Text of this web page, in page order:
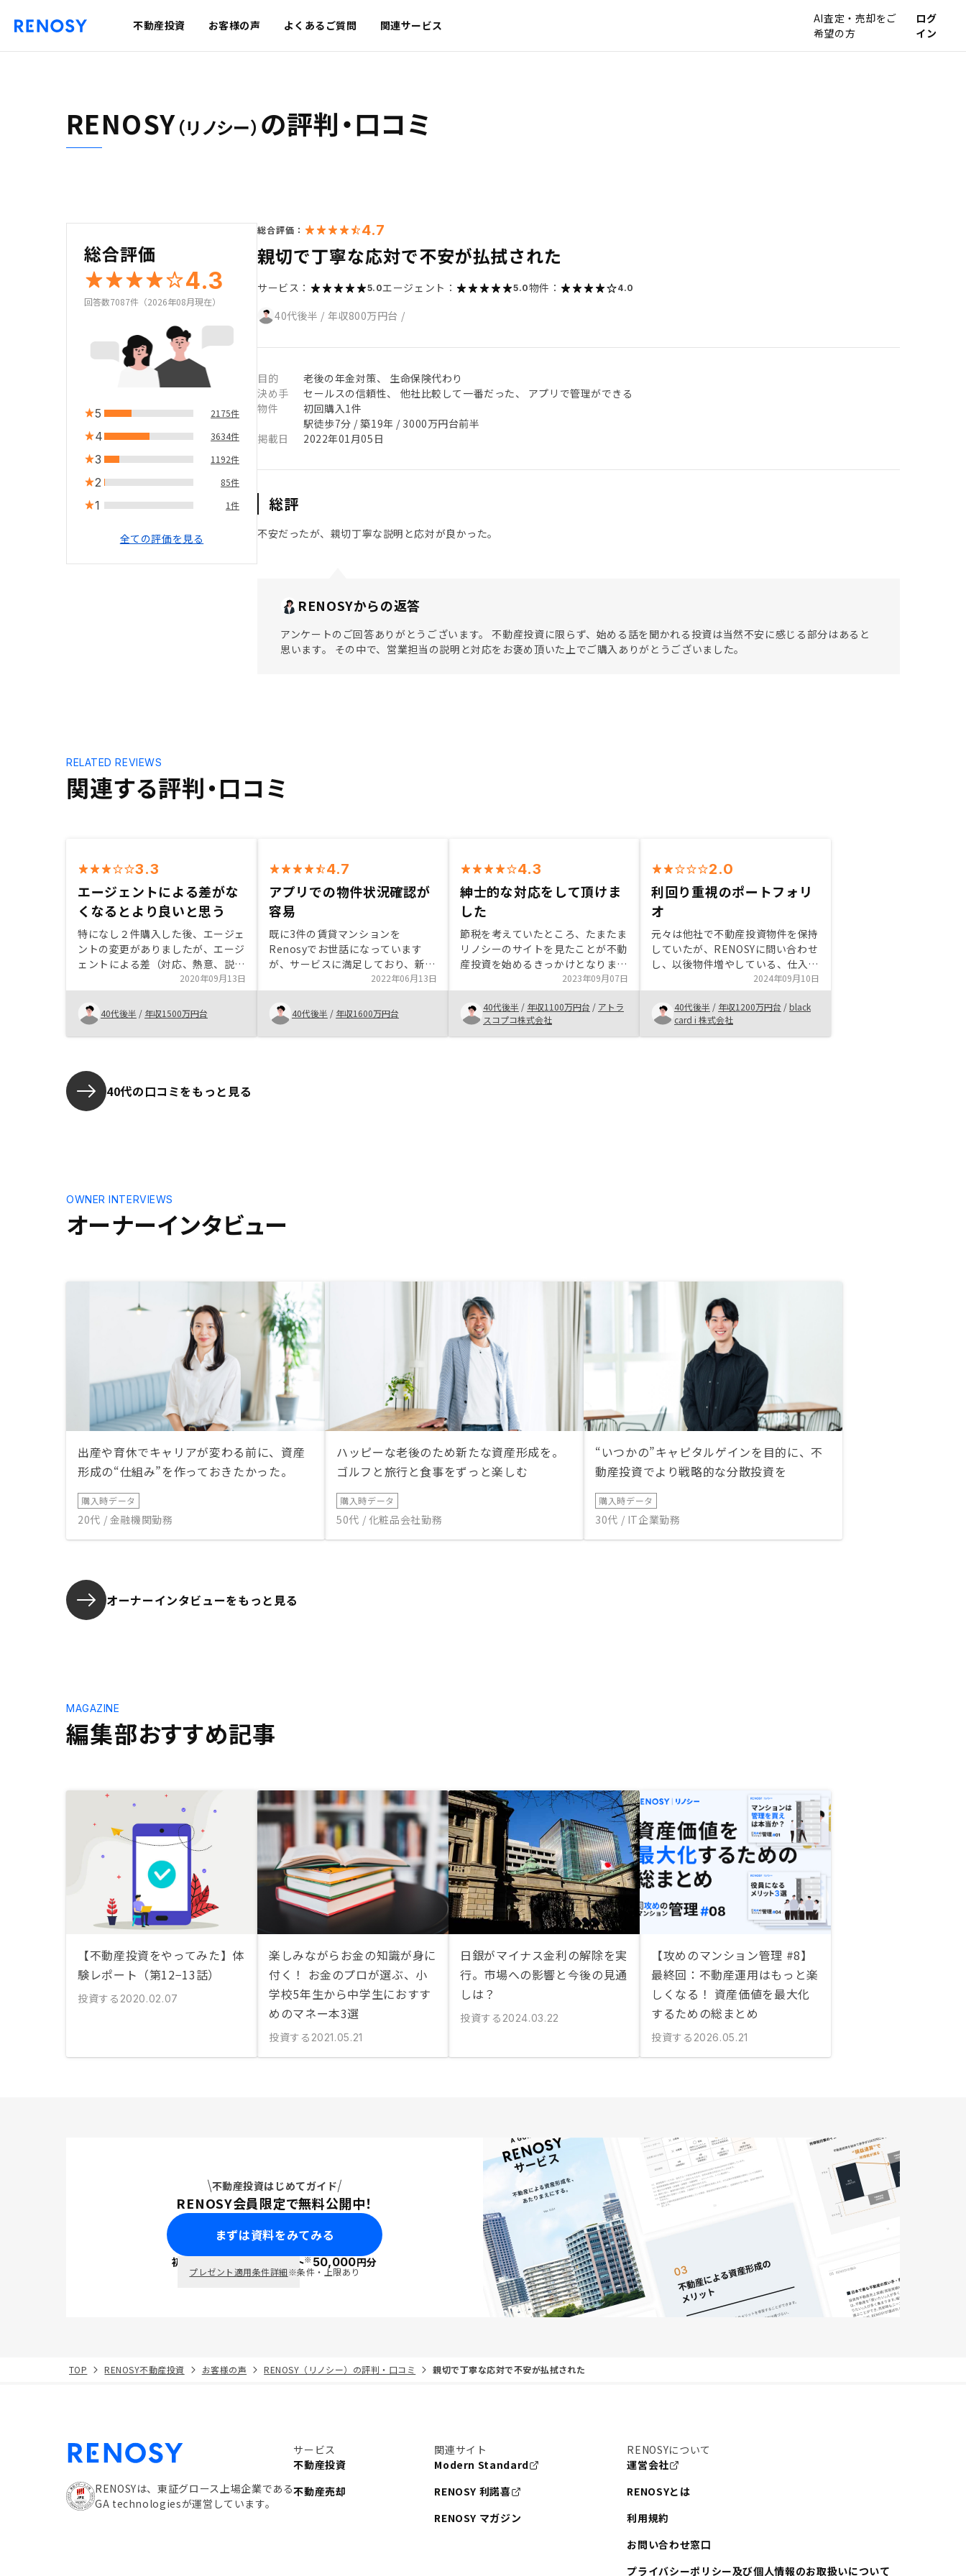
不動産投資 お客様の声 よくあるご質問 関連サービス
AI査定・売却をご
希望の方
ログ
イン
RENOSY（リノシー） の評判・口コミ
総合評価
4.3
回答数7087件（2026年08月現在）
5 2175件
4 3634件
3 1192件
2 85件
1 1件
全ての評価を見る
総合評価： 4.7
親切で丁寧な応対で不安が払拭された
サービス： 5.0エージェント： 5.0物件： 4.0
40代後半 / 年収800万円台 /
目的
老後の年金対策、 生命保険代わり
決め手
セールスの信頼性、 他社比較して一番だった、 アプリで管理ができる
物件
初回購入1件
駅徒歩7分 / 築19年 / 3000万円台前半
掲載日
2022年01月05日
総評
不安だったが、親切丁寧な説明と応対が良かった。
RENOSYからの返答
アンケートのご回答ありがとうございます。 不動産投資に限らず、始める話を聞かれる投資は当然不安に感じる部分はあると
思います。 その中で、営業担当の説明と対応をお褒め頂いた上でご購入ありがとうございました。
関連する評判・口コミ
RELATED REVIEWS
3.3
エージェントによる差がな
くなるとより良いと思う
特になし２件購入した後、エージェ
ントの変更がありましたが、エージ
ェントによる差（対応、熱意、説明
内容など）が大きいように感じまし
た。
2020年09月13日
40代後半 / 年収1500万円台
4.7
アプリでの物件状況確認が
容易
既に3件の賃貸マンションを
Renosyでお世話になっています
が、サービスに満足しており、新た
に大阪の物件に挑戦してみることと
しました。また、アプリによる確認
が可能なので、物件が増えてきても
混乱することがありません。
2022年06月13日
40代後半 / 年収1600万円台
4.3
紳士的な対応をして頂けま
した
節税を考えていたところ、たまたま
リノシーのサイトを見たことが不動
産投資を始めるきっかけとなりまし
た。担当者から連絡があった時は、
もしかしたら詐欺ではないか、と半
信半疑でしたが、打ち合わせを重な
るにつれて担当者の紳士的かつ丁寧
な対応で信用できると判断し購入に
2023年09月07日
40代後半 / 年収1100万円台 / アトラ
スコプコ株式会社
2.0
利回り重視のポートフォリ
オ
元々は他社で不動産投資物件を保持
していたが、RENOSYに問い合わせ
し、以後物件増やしている、仕入れ
力とデジタル駆使し他マーケティン
グ力は他社にはないスピード感と機
会創出に繋がっている。専用アプリ
のプラットフォームは利用しやすい
2024年09月10日
40代後半 / 年収1200万円台 /black
card i 株式会社
40代の口コミをもっと見る
オーナーインタビュー
OWNER INTERVIEWS
出産や育休でキャリアが変わる前に、資産
形成の“仕組み”を作っておきたかった。
購入時データ
20代 / 金融機関勤務
ハッピーな老後のため新たな資産形成を。
ゴルフと旅行と食事をずっと楽しむ
購入時データ
50代 / 化粧品会社勤務
“いつかの”キャピタルゲインを目的に、不
動産投資でより戦略的な分散投資を
購入時データ
30代 / IT企業勤務
オーナーインタビューをもっと見る
編集部おすすめ記事
MAGAZINE
【不動産投資をやってみた】体
験レポート（第12−13話）
投資する 2020.02.07
楽しみながらお金の知識が身に
付く！ お金のプロが選ぶ、小
学校5年生から中学生におすす
めのマネー本3選
投資する 2021.05.21
日銀がマイナス金利の解除を実
行。市場への影響と今後の見通
しは？
投資する 2024.03.22
【攻めのマンション管理 #8】
最終回：不動産運用はもっと楽
しくなる！ 資産価値を最大化
するための総まとめ
投資する 2026.05.21
不動産投資はじめてガイド
RENOSY会員限定で無料公開中！
まずは資料をみてみる
初回面談で ポイント※50,000円分
プレゼント適用条件詳細※条件・上限あり
TOP RENOSY不動産投資 お客様の声 RENOSY（リノシー）の評判・口コミ 親切で丁寧な応対で不安が払拭された
RENOSYは、東証グロース上場企業である
GA technologiesが運営しています。
サービス
不動産投資
不動産売却
関連サイト
Modern Standard
RENOSY 利諾喜
RENOSY マガジン
RENOSYについて
運営会社
RENOSYとは
利用規約
お問い合わせ窓口
プライバシーポリシー及び個人情報のお取扱いについて